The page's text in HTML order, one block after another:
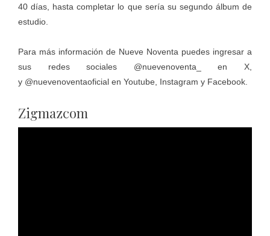
40 días, hasta completar lo que sería su segundo álbum de
estudio.
Para más información de Nueve Noventa puedes ingresar a
sus redes sociales @nuevenoventa_
en X,
y @nuevenoventaoficial en Youtube, Instagram y Facebook.
Zigmazcom